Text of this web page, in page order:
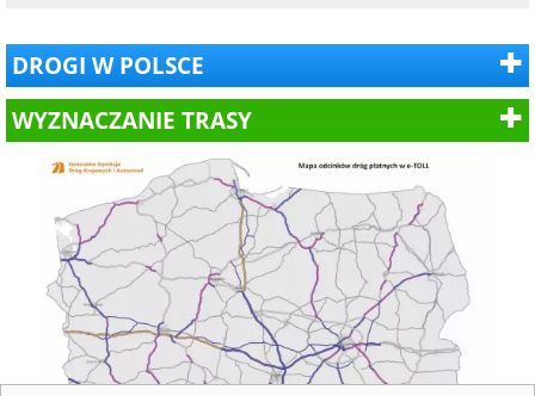
DROGI W POLSCE
WYZNACZANIE TRASY